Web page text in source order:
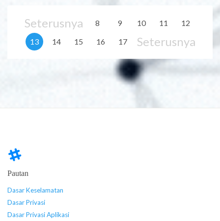
Seterusnya 8 9 10 11
12
13
14 15 16 17 Seterusnya
Pautan
Dasar Keselamatan
Dasar Privasi
Dasar Privasi Aplikasi